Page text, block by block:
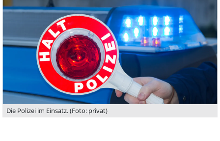
Die Polizei im Einsatz. (Foto: privat)